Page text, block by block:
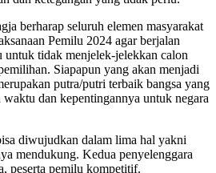
berharap seluruh elemen masyarakat
Pemilu 2024 agar berjalan
tidak menjelek-jelekkan calon
Siapapun yang akan menjadi
putra/putri terbaik bangsa yang
dan kepentingannya untuk negara
diwujudkan dalam lima hal yakni
mendukung. Kedua penyelenggara
peserta pemilu kompetitif.